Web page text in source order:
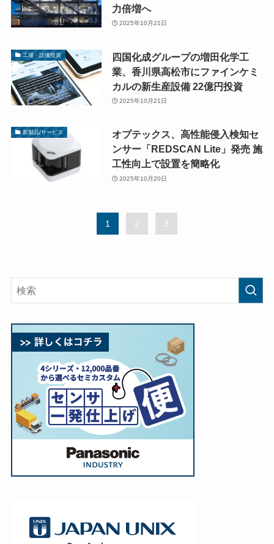
力倍増へ
2025年10月21日
工場・設備投資
四国化成グループの増田化学工
業、香川県高松市にファインケミ
カルの新生産設備 22億円投資
2025年10月21日
新製品/サービス
オプテックス、高性能侵入検知セ
ンサー「REDSCAN Lite」発売 施
工性向上で設置を簡略化
2025年10月20日
1 2 3